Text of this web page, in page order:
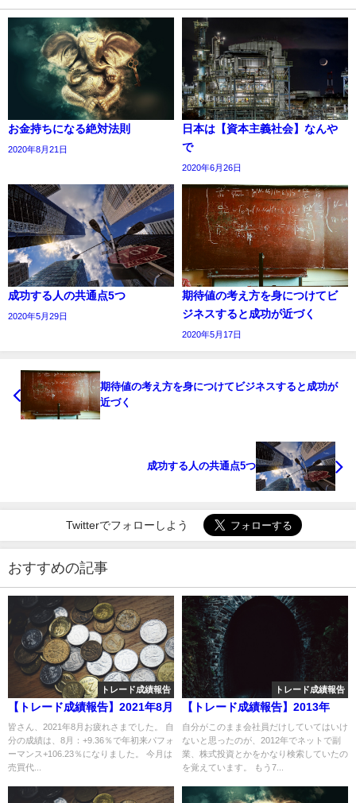
お金持ちになる絶対法則
2020年8月21日
日本は【資本主義社会】なんや
で
2020年6月26日
成功する人の共通点5つ
2020年5月29日
期待値の考え方を身につけてビ
ジネスすると成功が近づく
2020年5月17日
期待値の考え方を身につけてビジネスすると成功が
近づく
成功する人の共通点5つ
Twitterでフォローしよう
おすすめの記事
トレード成績報告
【トレード成績報告】2021年8月
皆さん、2021年8月お疲れさまでした。 自
分の成績は、8月：+9.36％で年初来パフォ
ーマンス+106.23％になりました。 今月は
売買代...
トレード成績報告
【トレード成績報告】2013年
自分がこのまま会社員だけしていてはいけ
ないと思ったのが、2012年でネットで副
業、株式投資とかをかなり検索していたの
を覚えています。 もう7...